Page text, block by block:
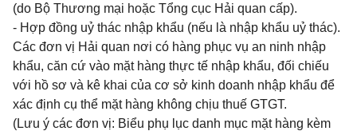
(do Bộ Thương mại hoặc Tổng cục Hải quan cấp).
- Hợp đồng uỷ thác nhập khẩu (nếu là nhập khẩu uỷ thác).
Các đơn vị Hải quan nơi có hàng phục vụ an ninh nhập
khẩu, căn cứ vào mặt hàng thực tế nhập khẩu, đối chiếu
với hồ sơ và kê khai của cơ sở kinh doanh nhập khẩu để
xác định cụ thể mặt hàng không chịu thuế GTGT.
(Lưu ý các đơn vị: Biểu phụ lục danh mục mặt hàng kèm